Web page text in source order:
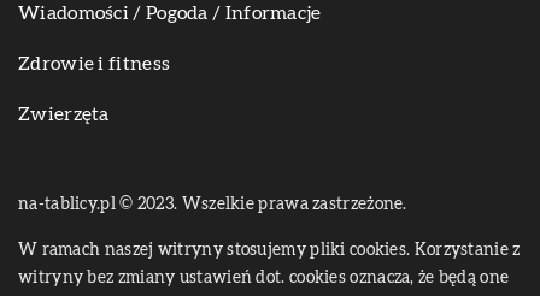
Wiadomości / Pogoda / Informacje
Zdrowie i fitness
Zwierzęta
na-tablicy.pl © 2023. Wszelkie prawa zastrzeżone.
W ramach naszej witryny stosujemy pliki cookies. Korzystanie z
witryny bez zmiany ustawień dot. cookies oznacza, że będą one